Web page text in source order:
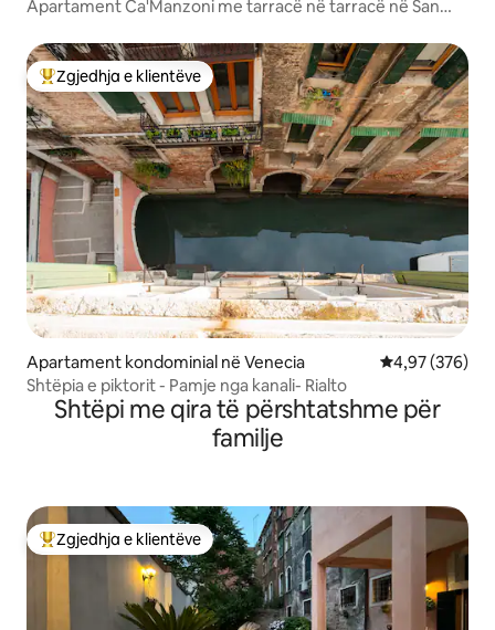
Apartament Ca'Manzoni me tarracë në tarracë në San
Më të mirat e zgjedhjeve të klientëve
Zgjedhja e klientëve
Apartament kondominial në Venecia Vlerësimi
4,97 (376)
Shtëpia e piktorit - Pamje nga kanali- Rialto
Shtëpi me qira të përshtatshme për
familje
Më të mirat e zgjedhjeve të klientëve
Zgjedhja e klientëve